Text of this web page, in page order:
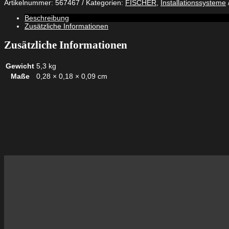
Artikelnummer: 567467 Kategorien: FISCHER
Installationssysteme
Beschreibung
Zusätzliche Informationen
Zusätzliche Informationen
Gewicht 5,3 kg
Maße
0,28 × 0,18 × 0,09 cm